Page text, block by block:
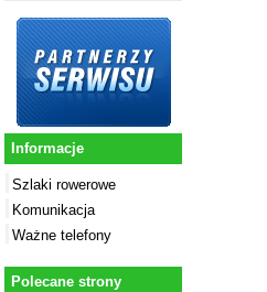
Informacje
Szlaki rowerowe
Komunikacja
Ważne telefony
Polecane strony